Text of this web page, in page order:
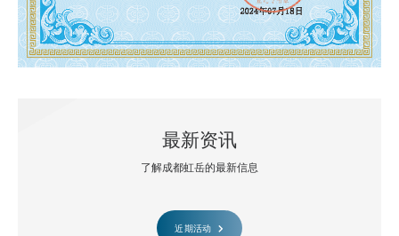
最新资讯
了解成都虹岳的最新信息
近期活动